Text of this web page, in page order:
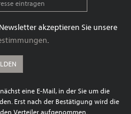
akzeptieren Sie unsere
.
eine E-Mail, in der Sie um die
Erst nach der Bestätigung wird die
Verteiler aufgenommen.